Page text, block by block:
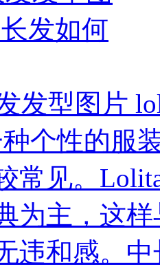
发型图片
个性的服
常见。
为主，这
违和感。